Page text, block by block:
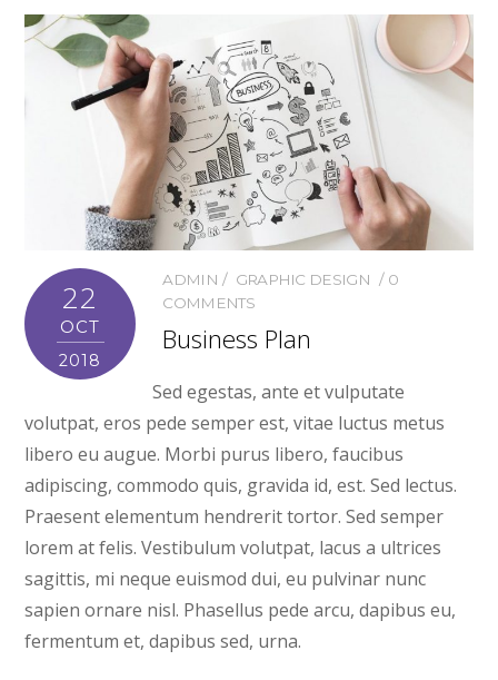
22
OCT
2018
ADMIN GRAPHIC DESIGN
0
COMMENTS
Business Plan
Sed egestas, ante et vulputate
volutpat, eros pede semper est, vitae luctus metus
libero eu augue. Morbi purus libero, faucibus
adipiscing, commodo quis, gravida id, est. Sed lectus.
Praesent elementum hendrerit tortor. Sed semper
lorem at felis. Vestibulum volutpat, lacus a ultrices
sagittis, mi neque euismod dui, eu pulvinar nunc
sapien ornare nisl. Phasellus pede arcu, dapibus eu,
fermentum et, dapibus sed, urna.